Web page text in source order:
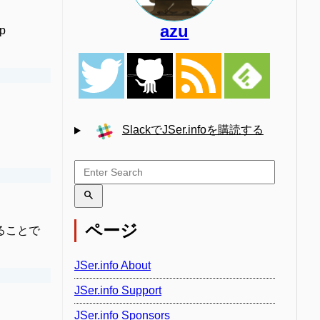
ことで
azu
SlackでJSer.infoを購読する
ページ
JSer.info About
JSer.info Support
JSer.info Sponsors